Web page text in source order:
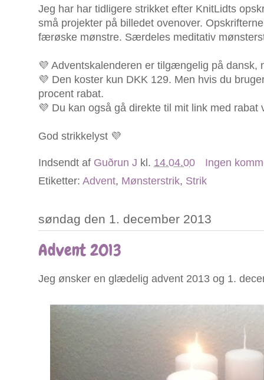
Jeg har har tidligere strikket efter KnitLidts
små projekter på billedet ovenover.
færøske mønstre. Særdeles meditativ
💜 Adventskalenderen er tilgængelig på dansk,
💜 Den koster kun DKK 129. Men hvis du
procent rabat.
💜 Du kan også gå direkte til mit link med rabat
God strikkelyst 💜
Indsendt af Guðrun J kl. 14.04.00
Ingen
Etiketter: Advent, Mønsterstrik, Strik
søndag den 1. december 2013
Advent 2013
Jeg ønsker en glædelig advent 2013 og 1.